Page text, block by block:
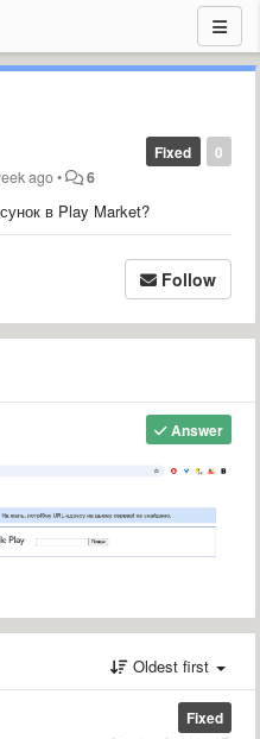
0
Fixed
ago• 6
в Play Market?
Follow
Answer
Oldest first
Fixed